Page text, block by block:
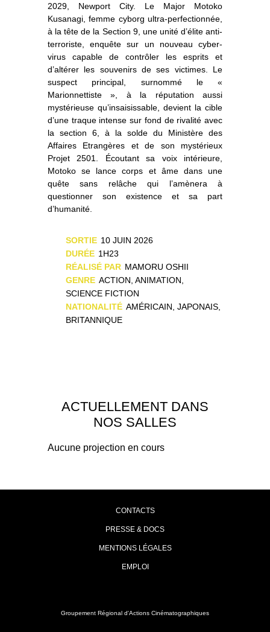
2029, Newport City. Le Major Motoko
Kusanagi, femme cyborg ultra-perfectionnée,
à la tête de la Section 9, une unité d’élite anti-
terroriste, enquête sur un nouveau cyber-
virus capable de contrôler les esprits et
d’altérer les souvenirs de ses victimes. Le
suspect principal, surnommé le «
Marionnettiste », à la réputation aussi
mystérieuse qu’insaisissable, devient la cible
d’une traque intense sur fond de rivalité avec
la section 6, à la solde du Ministère des
Affaires Etrangères et de son mystérieux
Projet 2501. Écoutant sa voix intérieure,
Motoko se lance corps et âme dans une
quête sans relâche qui l’amènera à
questionner son existence et sa part
d’humanité.
SORTIE 10 JUIN 2026
DURÉE 1H23
RÉALISÉ PAR MAMORU OSHII
GENRE ACTION, ANIMATION,
SCIENCE FICTION
NATIONALITÉ AMÉRICAIN, JAPONAIS,
BRITANNIQUE
ACTUELLEMENT DANS
NOS SALLES
Aucune projection en cours
CONTACTS
PRESSE & DOCS
MENTIONS LÉGALES
EMPLOI
Groupement Régional d'Actions Cinématographiques